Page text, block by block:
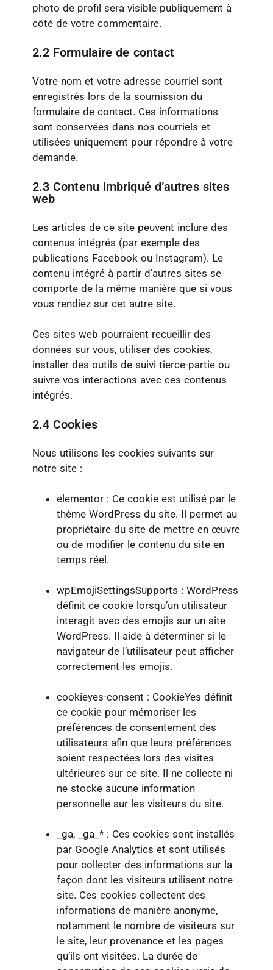
photo de profil sera visible publiquement à
côté de votre commentaire.
2.2 Formulaire de contact
Votre nom et votre adresse courriel sont
enregistrés lors de la soumission du
formulaire de contact. Ces informations
sont conservées dans nos courriels et
utilisées uniquement pour répondre à votre
demande.
2.3 Contenu imbriqué d’autres sites
web
Les articles de ce site peuvent inclure des
contenus intégrés (par exemple des
publications Facebook ou Instagram). Le
contenu intégré à partir d’autres sites se
comporte de la même manière que si vous
vous rendiez sur cet autre site.
Ces sites web pourraient recueillir des
données sur vous, utiliser des cookies,
installer des outils de suivi tierce-partie ou
suivre vos interactions avec ces contenus
intégrés.
2.4 Cookies
Nous utilisons les cookies suivants sur
notre site :
elementor : Ce cookie est utilisé par le
thème WordPress du site. Il permet au
propriétaire du site de mettre en œuvre
ou de modifier le contenu du site en
temps réel.
wpEmojiSettingsSupports : WordPress
définit ce cookie lorsqu’un utilisateur
interagit avec des emojis sur un site
WordPress. Il aide à déterminer si le
navigateur de l’utilisateur peut afficher
correctement les emojis.
cookieyes-consent : CookieYes définit
ce cookie pour mémoriser les
préférences de consentement des
utilisateurs afin que leurs préférences
soient respectées lors des visites
ultérieures sur ce site. Il ne collecte ni
ne stocke aucune information
personnelle sur les visiteurs du site.
_ga, _ga_* : Ces cookies sont installés
par Google Analytics et sont utilisés
pour collecter des informations sur la
façon dont les visiteurs utilisent notre
site. Ces cookies collectent des
informations de manière anonyme,
notamment le nombre de visiteurs sur
le site, leur provenance et les pages
qu’ils ont visitées. La durée de